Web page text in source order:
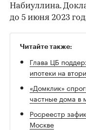
Набиуллина.
до 5 июня 2023
Читайте также:
Глава ЦБ
ипотеки на
«Домклик»
частные дома в
Росреестр
Москве